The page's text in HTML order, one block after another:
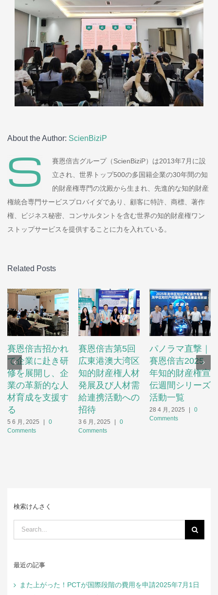
About the Author: ScienBiziP
賽恩倍吉グループ（ScienBiziP）は2013年7月に設
立され、世界トップ500の多国籍企業の30年間の知
的財産権専門の沈殿から生まれ、先進的な知的財産
権統合専門サービスプロバイダであり、顧客に特許、商標、著作
権、ビジネス秘密、コンサルタントを含む世界の知的財産権ワン
ストップサービスを提供することに力を入れている。
Related Posts
賽恩倍吉招かれ
て企業に赴き研
修を展開し、企
業の革新的な人
材育成を支援す
る
5 6 月, 2025
0
Comments
賽恩倍吉第5回
広東港澳大湾区
知的財産権人材
発展及び人材需
給連携活動への
招待
3 6 月, 2025
0
Comments
パノラマ直撃｜
賽恩倍吉2025
年知的財産権宣
伝週間シリーズ
活動一覧
28 4 月, 2025
0
Comments
検索けんさく
Search
for:
最近の記事
また上がった！PCTが国際段階の費用を申請2025年7月1日